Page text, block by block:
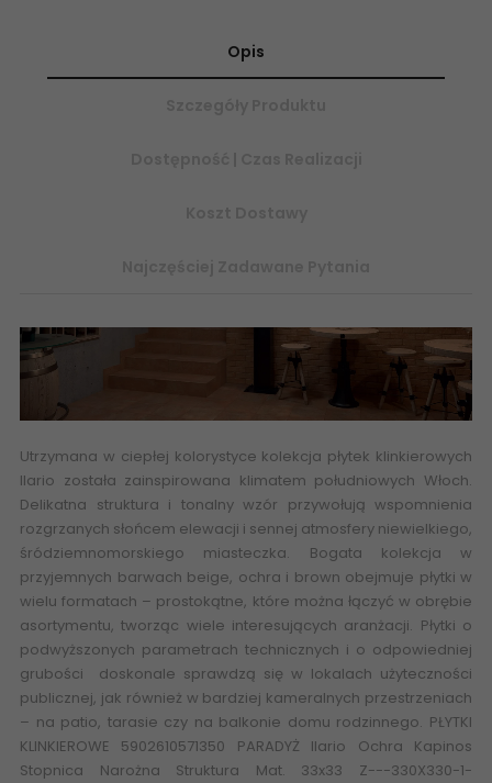
Opis
Utrzymana w ciepłej kolorystyce kolekcja płytek klinkierowych
Ilario została zainspirowana klimatem południowych Włoch.
Delikatna struktura i tonalny wzór przywołują wspomnienia
rozgrzanych słońcem elewacji i sennej atmosfery niewielkiego,
śródziemnomorskiego miasteczka. Bogata kolekcja w
przyjemnych barwach beige, ochra i brown obejmuje płytki w
wielu formatach – prostokątne, które można łączyć w obrębie
asortymentu, tworząc wiele interesujących aranżacji. Płytki o
podwyższonych parametrach technicznych i o odpowiedniej
grubości doskonale sprawdzą się w lokalach użyteczności
publicznej, jak również w bardziej kameralnych przestrzeniach
– na patio, tarasie czy na balkonie domu rodzinnego. PŁYTKI
KLINKIEROWE
5902610571350 PARADYŻ Ilario Ochra Kapinos
Stopnica Narożna Struktura Mat. 33x33 Z---330X330-1-